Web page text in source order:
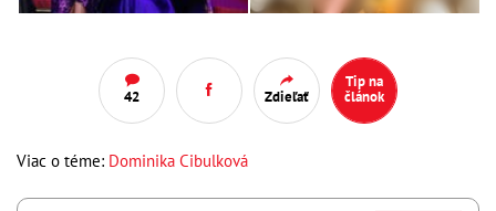
42 Zdieľať
Tip na
článok
Viac o téme: Dominika Cibulková